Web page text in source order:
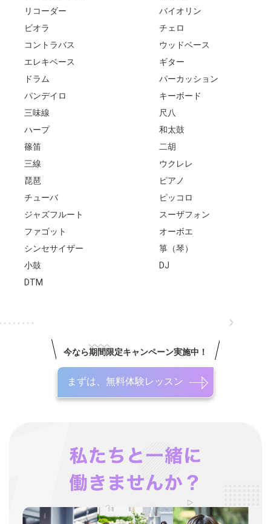
リコーダー
バイオリン
ビオラ
チェロ
コントラバス
ウッドベース
エレキベース
ギター
ドラム
パーカッション
パンデイロ
キーボード
三味線
尺八
ハープ
和太鼓
篠笛
二胡
三線
ウクレレ
琵琶
ピアノ
チューバ
ピッコロ
ジャズフルート
スーザフォン
ファゴット
オーボエ
シンセサイザー
箏（琴）
小鼓
DJ
DTM
今なら期間限定キャンペーン実施中！
まずは、無料体験レッスン